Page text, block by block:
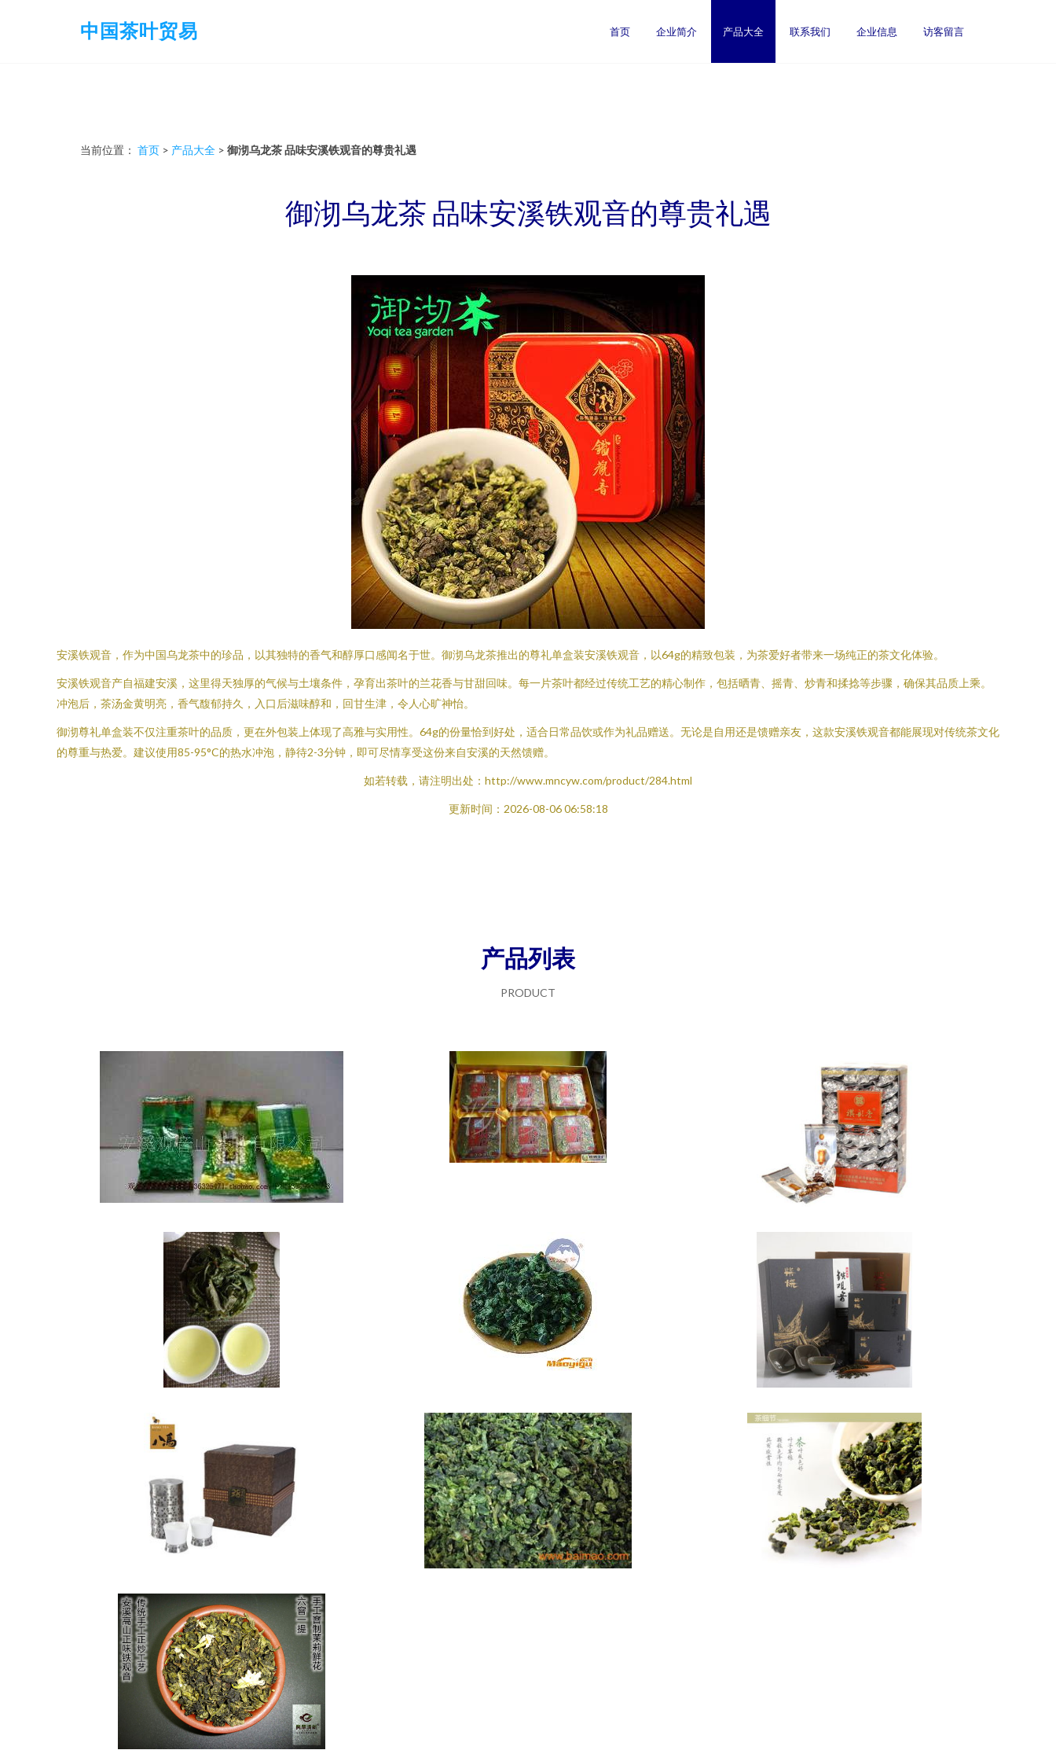
中国茶叶贸易 首页 企业简介 产品大全 联系我们 企业信息 访客留言
当前位置： 首页 > 产品大全 > 御沏乌龙茶 品味安溪铁观音的尊贵礼遇
御沏乌龙茶 品味安溪铁观音的尊贵礼遇
安溪铁观音，作为中国乌龙茶中的珍品，以其独特的香气和醇厚口感闻名于世。御沏乌龙茶推出的尊礼单盒装安溪铁观音，以64g的精致包装，为茶爱好者带来一场纯正的茶文化体验。
安溪铁观音产自福建安溪，这里得天独厚的气候与土壤条件，孕育出茶叶的兰花香与甘甜回味。每一片茶叶都经过传统工艺的精心制作，包括晒青、摇青、炒青和揉捻等步骤，确保其品质上乘。
冲泡后，茶汤金黄明亮，香气馥郁持久，入口后滋味醇和，回甘生津，令人心旷神怡。
御沏尊礼单盒装不仅注重茶叶的品质，更在外包装上体现了高雅与实用性。64g的份量恰到好处，适合日常品饮或作为礼品赠送。无论是自用还是馈赠亲友，这款安溪铁观音都能展现对传统茶文化
的尊重与热爱。建议使用85-95°C的热水冲泡，静待2-3分钟，即可尽情享受这份来自安溪的天然馈赠。
如若转载，请注明出处：http://www.mncyw.com/product/284.html
更新时间：2026-08-06 06:58:18
产品列表
PRODUCT